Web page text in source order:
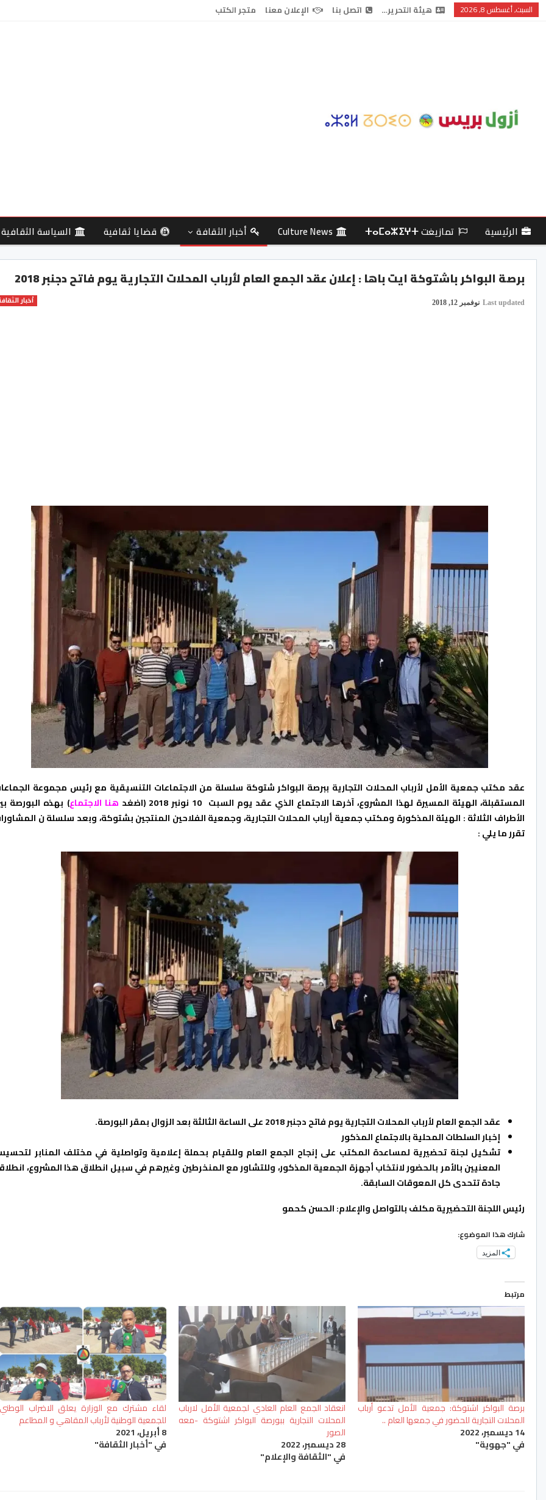
السبت, أغسطس 8, 2026 هيئة التحرير… اتصل بنا الإعلان معنا متجر الكتب
الرئيسية تمازيغت ⵜⴰⵎⴰⵣⵉⵖⵜ Culture News أخبار الثقافة قضايا ثقافية السياسة الثقافية
برصة البواكر باشتوكة ايت باها : إعلان عقد الجمع العام لأرباب المحلات التجارية يوم فاتح دجنبر 2018
أخبار Last updated نوفمبر 12, 2018
عقد مكتب جمعية الأمل لأرباب المحلات التجارية ببرصة البواكر شتوكة سلسلة من الاجتماعات التنسيقية مع رئيس مجموعة
المستقبلة، الهيئة المسيرة لهذا المشروع، آخرها الاجتماع الذي عقد يوم السبت 10 نونبر 2018 (اضغد
هنا الاجتماع) بهذه البورصة
الأطراف الثلاثة : الهيئة المذكورة ومكتب جمعية أرباب المحلات التجارية، وجمعية الفلاحين المنتجين بشتوكة، وبعد سلسلة ن
تقرر ما يلي :
عقد الجمع العام لأرباب المحلات التجارية يوم فاتح دجنبر 2018 على الساعة الثالثة بعد الزوال بمقر البورصة.
إخبار السلطات المحلية بالاجتماع المذكور
تشكيل لجنة تحضيرية لمساعدة المكتب على إنجاح الجمع العام وللقيام بحملة إعلامية وتواصلية في مختلف المنابر
المعنيين بالأمر بالحضور لانتخاب أجهزة الجمعية المذكور، وللتشاور مع المنخرطين وغيرهم في سبيل انطلاق هذا المشروع،
جادة تتحدى كل المعوقات السابقة.
رئيس اللجنة التحضيرية مكلف بالتواصل والإعلام: الحسن كحمو
شارك هذا الموضوع:
المزيد
مرتبط
برصة البواكر اشتوكة: جمعية الأمل تدعو أرباب
المحلات التجارية للحضور في جمعها العام ..
14 ديسمبر، 2022
في "جهوية"
انعقاد الجمع العام العادي لجمعية الأمل لارباب
المحلات التجارية ببورصة البواكر اشتوكة -معه
الصور
28 ديسمبر، 2022
في "الثقافة والإعلام"
لقاء مشترك مع الوزارة يعلق الاضراب الوطني
للجمعية الوطنية لأرباب المقاهي و المطاعم
8 أبريل، 2021
في "أخبار الثقافة"